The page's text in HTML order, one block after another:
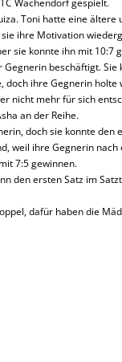
Wachendorf gespielt.
Toni hatte eine
ihre Motivation
sie konnte ihn mit 10:7
beschäftigt.
doch ihre Gegnerin
nicht mehr für sich
an der Reihe.
doch sie konnte den
weil ihre Gegnerin
7:5 gewinnen.
den ersten Satz im
dafür haben die